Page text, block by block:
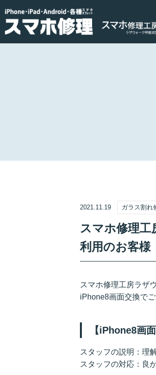
2021.11.19 ガラス割れ
スマホ修理工
利用のお客様
スマホ修理工房ラザ
iPhone8画面交換で
【iPhone8画
スタッフの説明：理
スタッフの対応：良